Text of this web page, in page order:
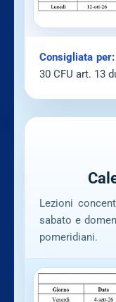
Consigliata per:
30 CFU art. 13
Lezioni
sabato e
pomeridiani.